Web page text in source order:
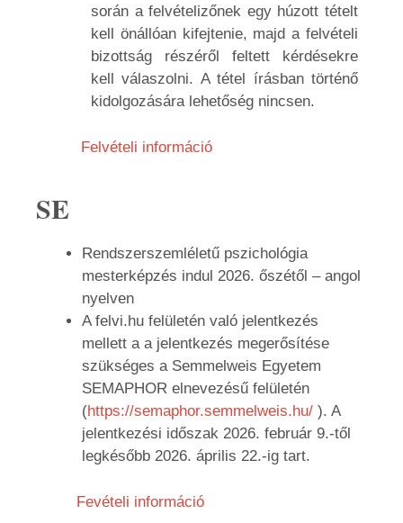
során a felvételizőnek egy húzott tételt
kell önállóan kifejtenie, majd a felvételi
bizottság részéről feltett kérdésekre
kell válaszolni. A tétel írásban történő
kidolgozására lehetőség nincsen.
Felvételi információ
SE
Rendszerszemléletű pszichológia
mesterképzés indul 2026. őszétől – angol
nyelven
A felvi.hu felületén való jelentkezés
mellett a a jelentkezés megerősítése
szükséges a Semmelweis Egyetem
SEMAPHOR elnevezésű felületén
(https://semaphor.semmelweis.hu/ ). A
jelentkezési időszak 2026. február 9.-től
legkésőbb 2026. április 22.-ig tart.
Fevételi információ